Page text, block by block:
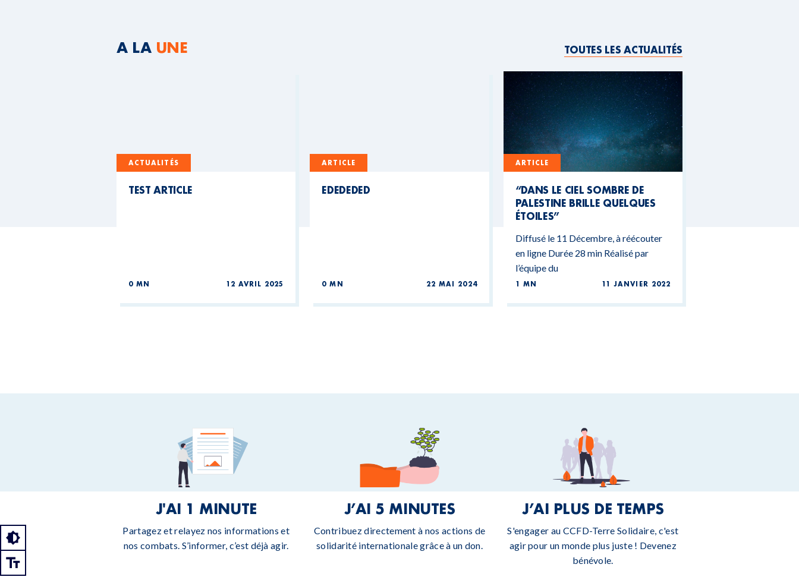
A LA UNE TOUTES LES ACTUALITÉS
ACTUALITÉS
TEST ARTICLE
0 MN 12 AVRIL 2025
ARTICLE
EDEDEDED
0 MN 22 MAI 2024
ARTICLE
“DANS LE CIEL SOMBRE DE
PALESTINE BRILLE QUELQUES
ÉTOILES”
Diffusé le 11 Décembre, à réécouter
en ligne Durée 28 min Réalisé par
l’équipe du
1 MN 11 JANVIER 2022
J'AI 1 MINUTE
Partagez et relayez nos informations et
nos combats. S’informer, c’est déjà agir.
J’AI 5 MINUTES
Contribuez directement à nos actions de
solidarité internationale grâce à un don.
J’AI PLUS DE TEMPS
S'engager au CCFD-Terre Solidaire, c'est
agir pour un monde plus juste ! Devenez
bénévole.